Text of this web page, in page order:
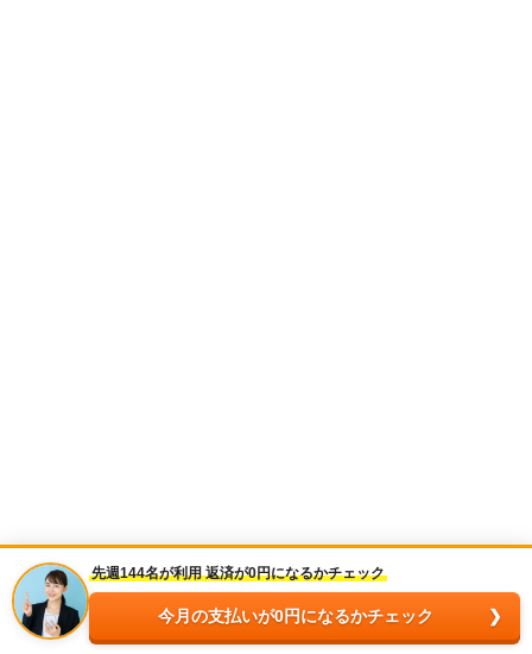
先週144名が利用 返済が0円になるかチェック
今月の支払いが0円になるかチェック